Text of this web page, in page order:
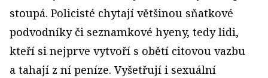
stoupá. Policisté chytají většinou sňatkové
podvodníky či seznamkové hyeny, tedy lidi,
kteří si nejprve vytvoří s obětí citovou vazbu
a tahají z ní peníze. Vyšetřují i sexuální